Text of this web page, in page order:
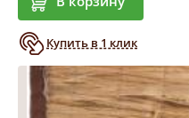
Купить в 1 клик